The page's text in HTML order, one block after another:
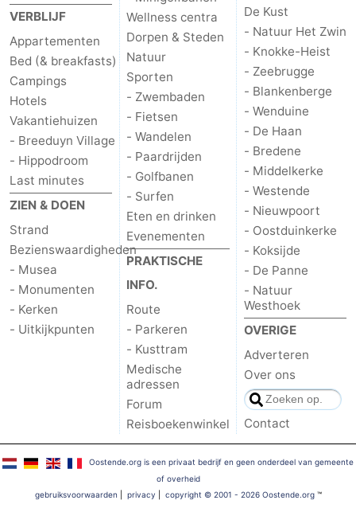
VERBLIJF
Appartementen
Bed (& breakfasts)
Campings
Hotels
Vakantiehuizen
- Breeduyn Village
- Hippodroom
Last minutes
ZIEN & DOEN
Strand
Bezienswaardigheden
- Musea
- Monumenten
- Kerken
- Uitkijkpunten
Wellness centra
Dorpen & Steden
Natuur
Sporten
- Zwembaden
- Fietsen
- Wandelen
- Paardrijden
- Golfbanen
- Surfen
Eten en drinken
Evenementen
PRAKTISCHE
INFO.
Route
- Parkeren
- Kusttram
Medische
adressen
Forum
Reisboekenwinkel
De Kust
- Natuur Het Zwin
- Knokke-Heist
- Zeebrugge
- Blankenberge
- Wenduine
- De Haan
- Bredene
- Middelkerke
- Westende
- Nieuwpoort
- Oostduinkerke
- Koksijde
- De Panne
- Natuur
Westhoek
OVERIGE
Adverteren
Over ons
Contact
Oostende.org is een privaat bedrijf en geen onderdeel van gemeente
of overheid
gebruiksvoorwaarden
privacy copyright © 2001 - 2026 Oostende.org™